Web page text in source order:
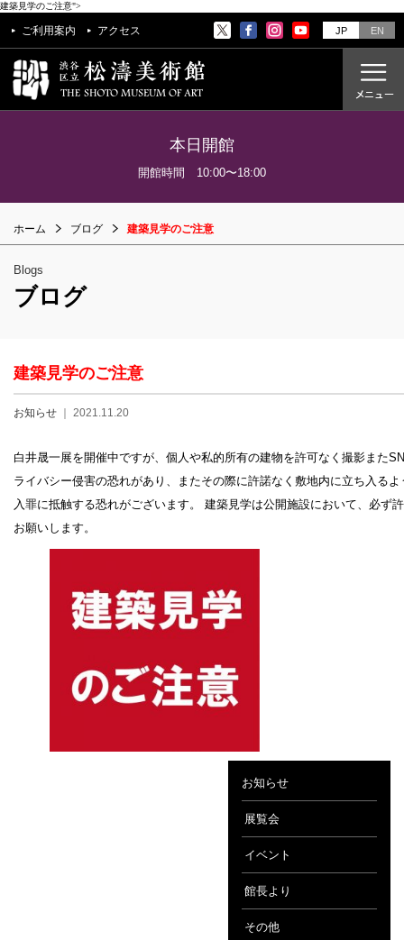
建築見学のご注意">
ご利用案内 アクセス JP EN
過去の展覧会
美術教室
過去のイベント
設計者 白井晟一
事業記録
本日開館
開館時間 10:00〜18:00
ホーム ブログ 建築見学のご注意
Blogs
ブログ
建築見学のご注意
お知らせ ｜ 2021.11.20
白井晟一展を開催中ですが、個人や私的所有の建物を許可なく撮影また
ライバシー侵害の恐れがあり、またその際に許諾なく敷地内に立ち入る
入罪に抵触する恐れがございます。 建築見学は公開施設において、必ず
お願いします。
お知らせ
展覧会
イベント
館長より
その他